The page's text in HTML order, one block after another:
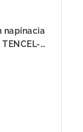
napínacia